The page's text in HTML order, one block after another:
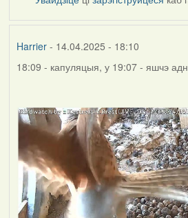
Harrier- 14.04.2025 - 18:10
18:09 - капуляцыя, у 19:07 - яшчэ